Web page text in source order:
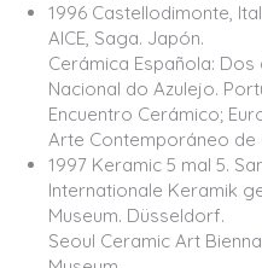
1996 Castellodimonte,
AICE, Saga. Japón.
Cerámica Española:
Nacional do Azulejo.
Encuentro Cerámico;
Arte Contemporáneo de
1997 Keramic 5 mal 5.
Internationale Keramik
Museum. Düsseldorf.
Seoul Ceramic Art